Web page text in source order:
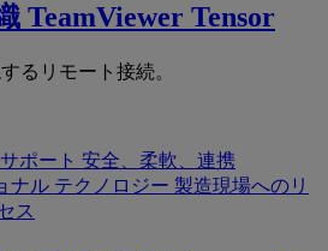
TeamViewer Tensor
るリモート接続。
ポート 安全、柔軟、連携
ナル テクノロジー 製造現場へのリ
ス